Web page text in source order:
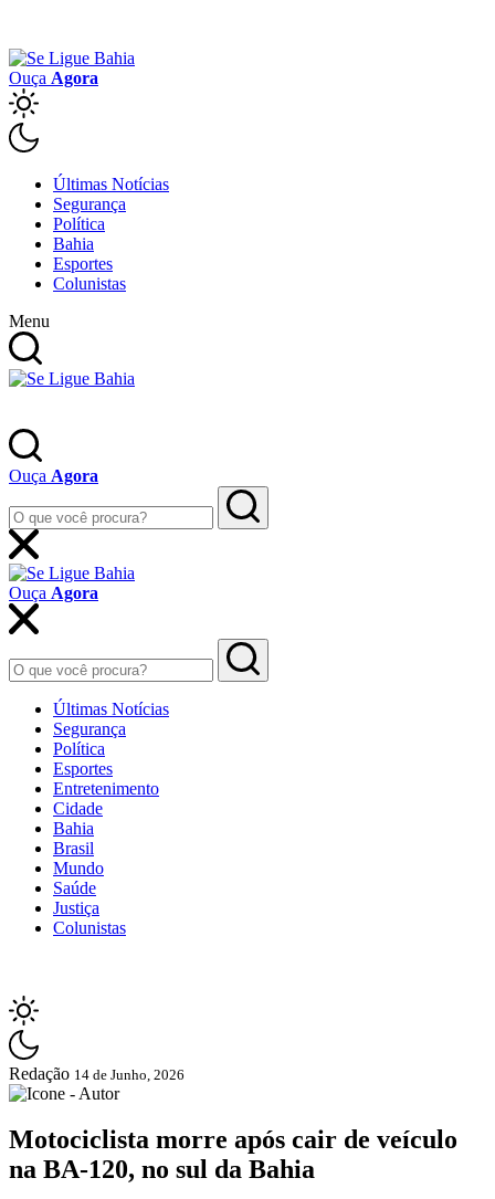
Ouça Agora
Últimas Notícias
Segurança
Política
Bahia
Esportes
Colunistas
Menu
Ouça Agora
Ouça Agora
Últimas Notícias
Segurança
Política
Esportes
Entretenimento
Cidade
Bahia
Brasil
Mundo
Saúde
Justiça
Colunistas
Redação 14 de Junho, 2026
Motociclista morre após cair de veículo
na BA-120, no sul da Bahia